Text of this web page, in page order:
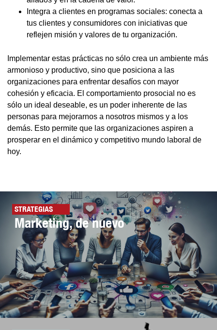
Integra a clientes en programas sociales: conecta a
tus clientes y consumidores con iniciativas que
reflejen misión y valores de tu organización.
Implementar estas prácticas no sólo crea un ambiente más
armonioso y productivo, sino que posiciona a las
organizaciones para enfrentar desafíos con mayor
cohesión y eficacia. El comportamiento prosocial no es
sólo un ideal deseable, es un poder inherente de las
personas para mejorarnos a nosotros mismos y a los
demás. Esto permite que las organizaciones aspiren a
prosperar en el dinámico y competitivo mundo laboral de
hoy.
STRATEGIAS
Marketing, de nuevo